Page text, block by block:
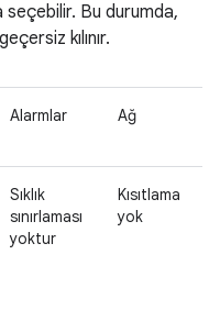
seçebilir. Bu durumda,
kılınır.
Alarmlar Ağ
Sıklık
sınırlaması
yoktur
Kısıtlama
yok